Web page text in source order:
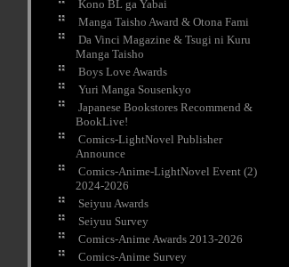
Kono BL ga Yabai
Manga Taisho Award & Otona Fami
Da Vinci Magazine & Tsugi ni Kuru
Manga Taisho
Boys Love Awards
Yuri Manga Sousenkyo
Japanese Bookstores Recommend &
BookLive!
Comics-LightNovel Publisher
Announce
Comics-Anime-LightNovel Event (2)
2024-2026
Seiyuu Awards
Seiyuu Survey
Comics-Anime Awards 2013-2026
Comics-Anime Survey